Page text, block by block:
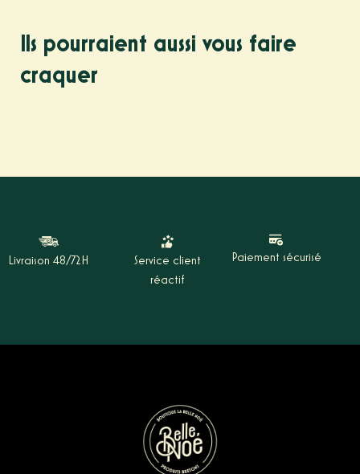
Ils pourraient aussi vous faire
craquer
Livraison 48/72H
Service client
réactif
Paiement sécurisé